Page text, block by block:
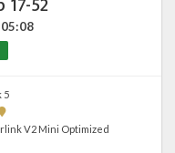
05:08
5
Pokaż
lokalizację
VSFBV2 Mini Optimized